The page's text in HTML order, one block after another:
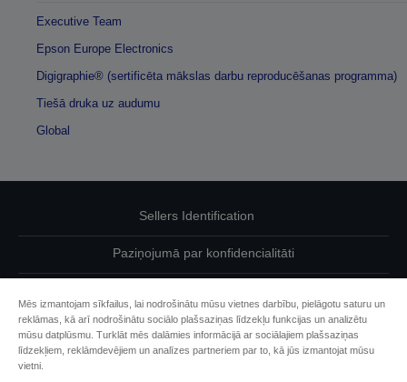
Executive Team
Epson Europe Electronics
Digigraphie® (sertificēta mākslas darbu reproducēšanas programma)
Tiešā druka uz audumu
Global
Sellers Identification
Paziņojumā par konfidencialitāti
Sazinieties ar mums par saviem datiem
Mēs izmantojam sīkfailus, lai nodrošinātu mūsu vietnes darbību, pielāgotu saturu un
reklāmas, kā arī nodrošinātu sociālo plašsaziņas līdzekļu funkcijas un analizētu
mūsu datplūsmu. Turklāt mēs dalāmies informācijā ar sociālajiem plašsaziņas
līdzekļiem, reklāmdevējiem un analīzes partneriem par to, kā jūs izmantojat mūsu
vietni.